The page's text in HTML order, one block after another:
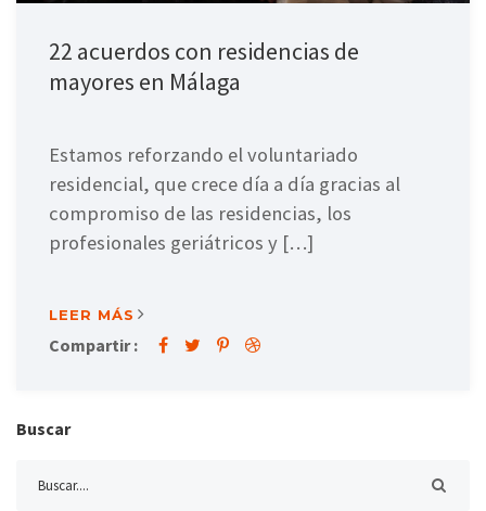
22 acuerdos con residencias de
mayores en Málaga
Estamos reforzando el voluntariado
residencial, que crece día a día gracias al
compromiso de las residencias, los
profesionales geriátricos y […]
LEER MÁS
Compartir :
Buscar